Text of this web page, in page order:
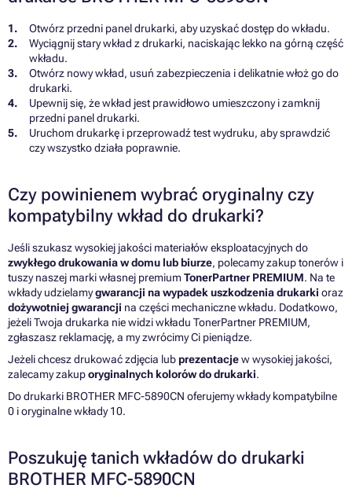
Otwórz przedni panel drukarki, aby uzyskać dostęp do wkładu.
Wyciągnij stary wkład z drukarki, naciskając lekko na górną część
wkładu.
Otwórz nowy wkład, usuń zabezpieczenia i delikatnie włoż go do
drukarki.
Upewnij się, że wkład jest prawidłowo umieszczony i zamknij
przedni panel drukarki.
Uruchom drukarkę i przeprowadź test wydruku, aby sprawdzić
czy wszystko działa poprawnie.
Czy powinienem wybrać oryginalny czy
kompatybilny wkład do drukarki?
Jeśli szukasz wysokiej jakości materiałów eksploatacyjnych do
zwykłego drukowania w domu lub biurze, polecamy zakup tonerów i
tuszy naszej marki własnej premiumTonerPartner PREMIUM. Na te
wkłady udzielamygwarancji na wypadek uszkodzenia drukarki oraz
dożywotniej gwarancji na części mechaniczne wkładu. Dodatkowo,
jeżeli Twoja drukarka nie widzi wkładu TonerPartner PREMIUM,
zgłaszasz reklamację, a my zwrócimy Ci pieniądze.
Jeżeli chcesz drukować zdjęcia lubprezentacjew wysokiej jakości,
zalecamy zakuporyginalnych kolorów do drukarki.
Do drukarki BROTHER MFC-5890CN oferujemy wkłady kompatybilne
0 i oryginalne wkłady 10.
Poszukuję tanich wkładów do drukarki
BROTHER MFC-5890CN